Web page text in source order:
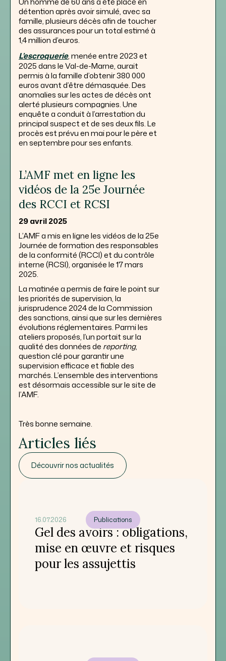
détention après avoir simulé, avec sa
famille, plusieurs décès afin de toucher
des assurances pour un total estimé à
1,4 million d’euros.
L’escroquerie, menée entre 2023 et
2025 dans le Val-de-Marne, aurait
permis à la famille d’obtenir 380 000
euros avant d’être démasquée. Des
anomalies sur les actes de décès ont
alerté plusieurs compagnies. Une
enquête a conduit à l’arrestation du
principal suspect et de ses deux fils. Le
procès est prévu en mai pour le père et
en septembre pour ses enfants.
L’AMF met en ligne les
vidéos de la 25e Journée
des RCCI et RCSI
29 avril 2025
L’AMF a mis en ligne les vidéos de la 25e
Journée de formation des responsables
de la conformité (RCCI) et du contrôle
interne (RCSI), organisée le 17 mars
2025.
La matinée a permis de faire le point sur
les priorités de supervision, la
jurisprudence 2024 de la Commission
des sanctions, ainsi que sur les dernières
évolutions réglementaires. Parmi les
ateliers proposés, l’un portait sur la
qualité des données de reporting,
question clé pour garantir une
supervision efficace et fiable des
marchés. L’ensemble des interventions
est désormais accessible sur le site de
l’AMF.
Très bonne semaine.
Articles liés
Découvrir nos actualités
16.07.2026
Gel des avoirs : obligations,
mise en œuvre et risques
pour les assujettis
Publications